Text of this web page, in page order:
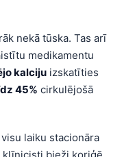
nekā tūska. Tas arī
medikamentu
kalciju izskatīties
45% cirkulējošā
laiku stacionāra